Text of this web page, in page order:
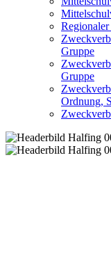
Regionaler
Gruppe
Gruppe
Ordnung,